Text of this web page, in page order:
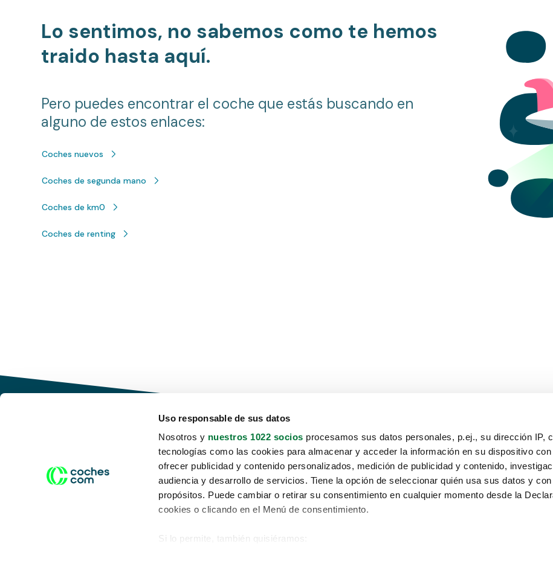
Uso responsable de sus datos
Nosotros y nuestros 1022 socios procesamos sus datos personales, p.ej., su dirección IP,
tecnologías como las cookies para almacenar y acceder la información en su dispositivo con
ofrecer publicidad y contenido personalizados, medición de publicidad y contenido,
audiencia y desarrollo de servicios. Tiene la opción de seleccionar quién usa sus datos y con
propósitos. Puede cambiar o retirar su consentimiento en cualquier momento desde la
cookies o clicando en el Menú de consentimiento.
Si lo permite, también quisiéramos:
Lo sentimos, no sabemos como te hemos
traido hasta aquí.
Pero puedes encontrar el coche que estás buscando en
alguno de estos enlaces:
Coches nuevos
Coches de segunda mano
Coches de km0
Coches de renting
Conduce tu futuro,
desata tu movilidad